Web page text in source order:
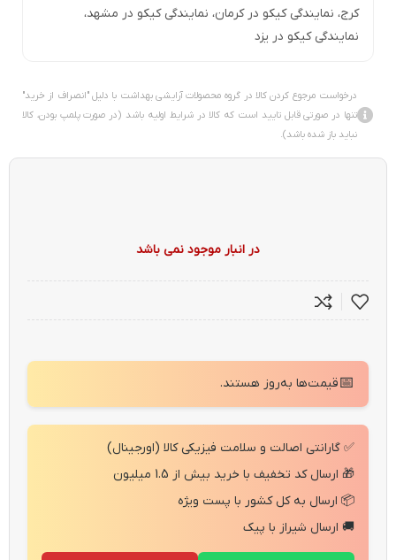
کرج، نمایندگی کیکو در کرمان، نمایندگی کیکو در مشهد،
نمایندگی کیکو در یزد
درخواست مرجوع کردن کالا در گروه محصولات آرایشی بهداشت با دلیل "انصراف از خرید"
تنها در صورتی قابل تایید است که کالا در شرایط اولیه باشد (در صورت پلمپ بودن، کالا
نباید باز شده باشد).
در انبار موجود نمی باشد
📅قیمت‌ها به‌روز هستند.
✅ گارانتی اصالت و سلامت فیزیکی کالا (اورجینال)
🎁 ارسال کد تخفیف با خرید بیش از 1.5 میلیون
📦 ارسال به کل کشور با پست ویژه
🚚 ارسال شیراز با پیک